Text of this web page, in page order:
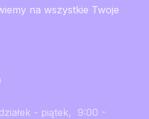
na wszystkie Twoje
- piątek, 9:00 -